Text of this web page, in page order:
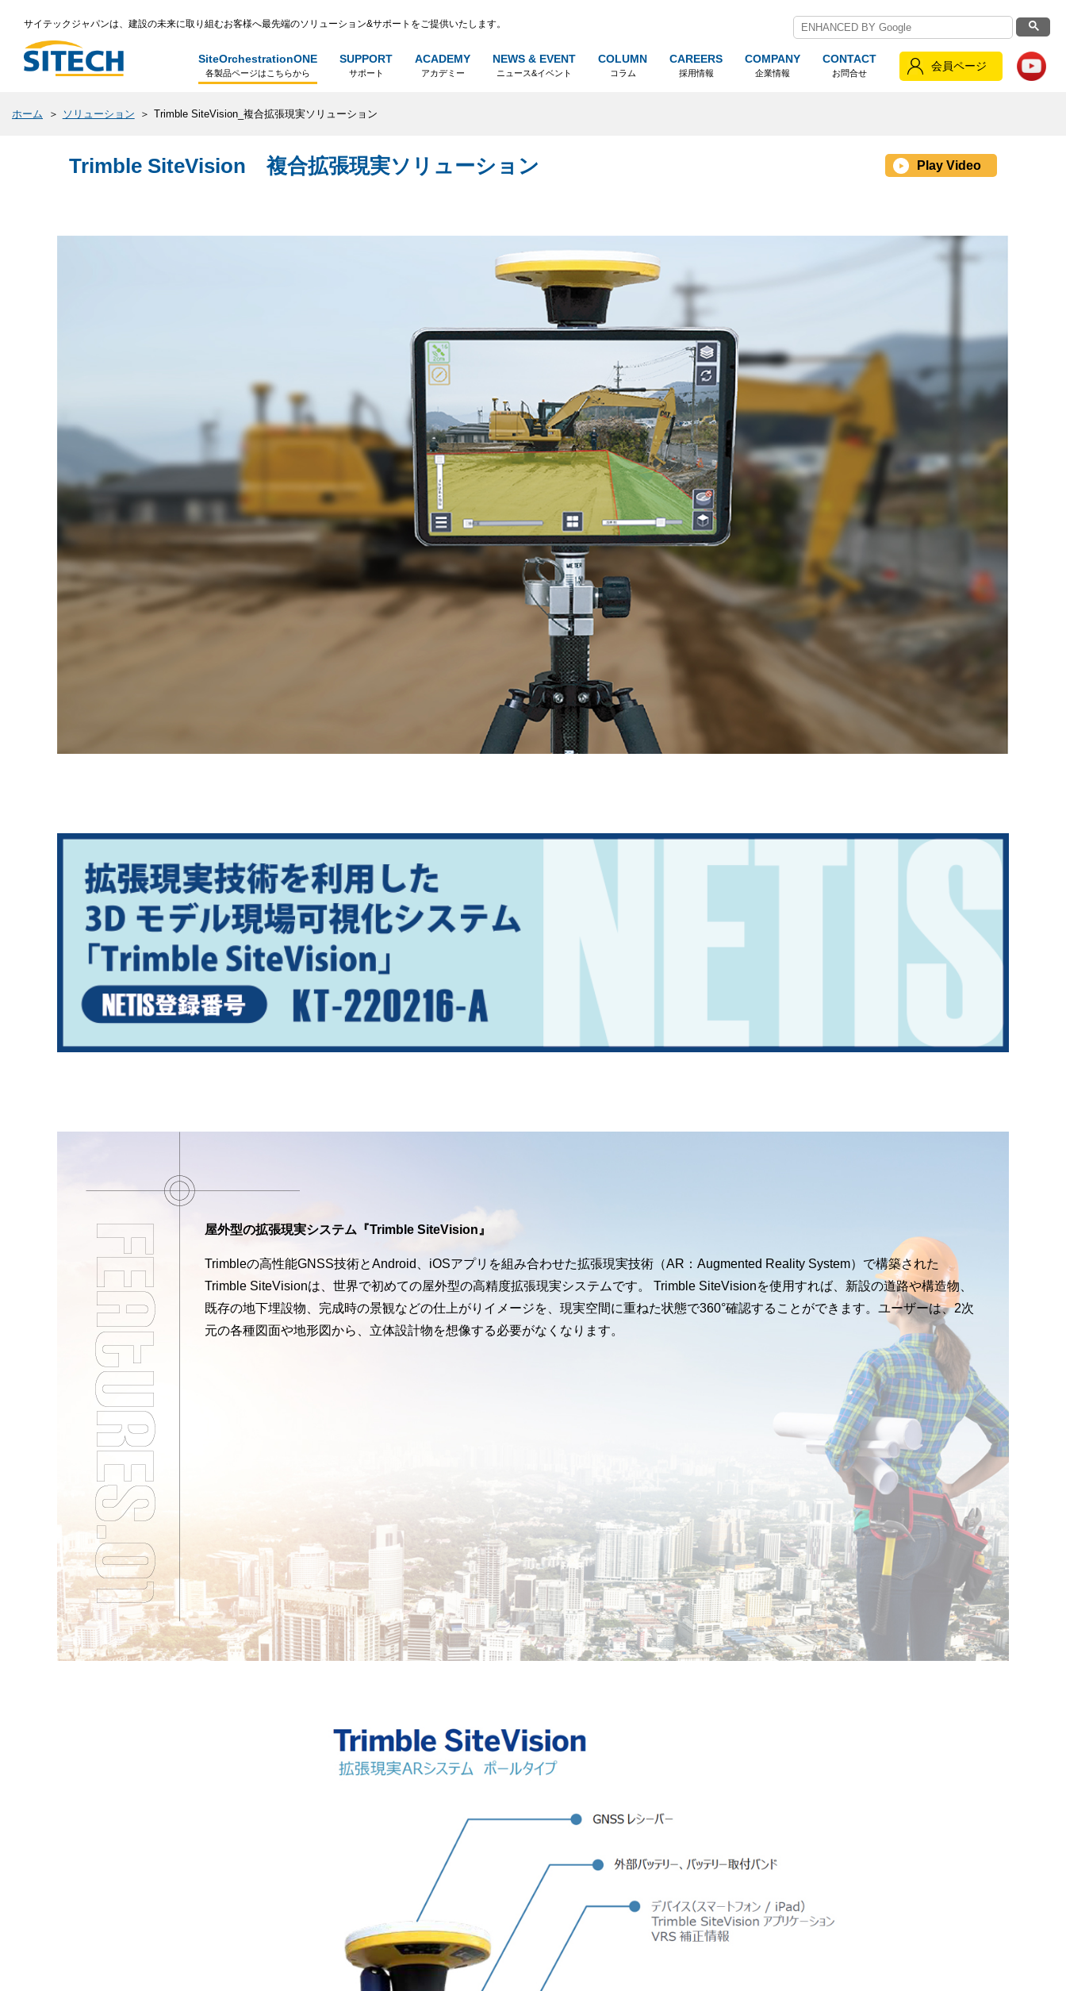
サイテックジャパンは、建設の未来に取り組むお客様へ最先端のソリューション&サポートをご提供いたします。
SiteOrchestrationONE
各製品ページはこちらから
SUPPORT
サポート
ACADEMY
アカデミー
NEWS & EVENT
ニュース&イベント
COLUMN
コラム
CAREERS
採用情報
COMPANY
企業情報
CONTACT
お問合せ
会員ページ
ホーム ソリューション Trimble SiteVision_複合拡張現実ソリューション
Trimble SiteVision 複合拡張現実ソリューション Play Video
屋外型の拡張現実システム『Trimble SiteVision』
Trimbleの高性能GNSS技術とAndroid、iOSアプリを組み合わせた拡張現実技術（AR：Augmented Reality System）で構築された
Trimble SiteVisionは、世界で初めての屋外型の高精度拡張現実システムです。 Trimble SiteVisionを使用すれば、新設の道路や構造物、
既存の地下埋設物、完成時の景観などの仕上がりイメージを、現実空間に重ねた状態で360°確認することができます。ユーザーは、2次
元の各種図面や地形図から、立体設計物を想像する必要がなくなります。